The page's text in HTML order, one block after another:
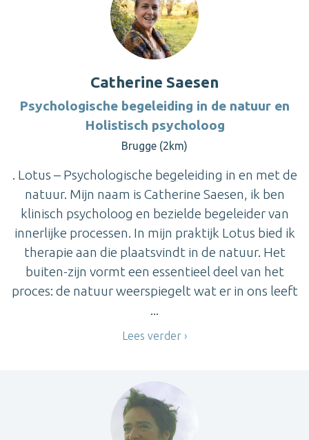
Catherine Saesen
Psychologische begeleiding in de natuur en
Holistisch psycholoog
Brugge (2km)
. Lotus – Psychologische begeleiding in en met de
natuur. Mijn naam is Catherine Saesen, ik ben
klinisch psycholoog en bezielde begeleider van
innerlijke processen. In mijn praktijk Lotus bied ik
therapie aan die plaatsvindt in de natuur. Het
buiten-zijn vormt een essentieel deel van het
proces: de natuur weerspiegelt wat er in ons leeft
...
Lees verder